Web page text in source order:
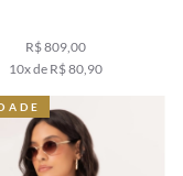
R$ 809,00
10x de R$ 80,90